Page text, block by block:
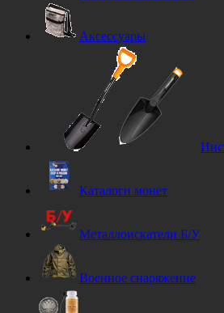
Аксессуары
Каталоги монет
Металлоискатели Б/У
Военное снаряжение